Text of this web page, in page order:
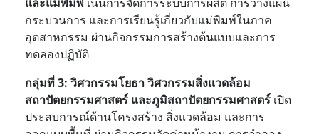
กระบวนการ และการเรียนรู้เกี่ยวกับแม่พิมพ์ในภาค
อุตสาหกรรม ผ่านกิจกรรมการสร้างต้นแบบและการ
ทดลองปฏิบัติ
กลุ่มที่ 3: วิศวกรรมโยธา วิศวกรรมสิ่งแวดล้อม
สถาปัตยกรรมศาสตร์ และภูมิสถาปัตยกรรมศาสตร์ เปิด
ประสบการณ์ด้านโครงสร้าง สิ่งแวดล้อม และการ